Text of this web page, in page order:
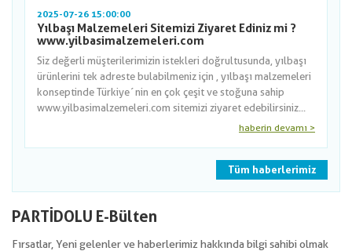
2025-07-26 15:00:00
Yılbaşı Malzemeleri Sitemizi Ziyaret Ediniz mi ?
www.yilbasimalzemeleri.com
Siz değerli müşterilerimizin istekleri doğrultusunda, yılbaşı
ürünlerini tek adreste bulabilmeniz için , yılbaşı malzemeleri
konseptinde Türkiye´nin en çok çeşit ve stoğuna sahip
www.yilbasimalzemeleri.com sitemizi ziyaret edebilirsiniz...
haberin devamı >
Tüm haberlerimiz
PARTİDOLU E-Bülten
Fırsatlar, Yeni gelenler ve haberlerimiz hakkında bilgi sahibi olmak